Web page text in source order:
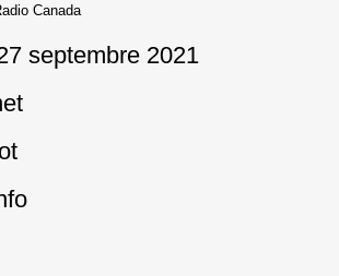
Canada
septembre 2021